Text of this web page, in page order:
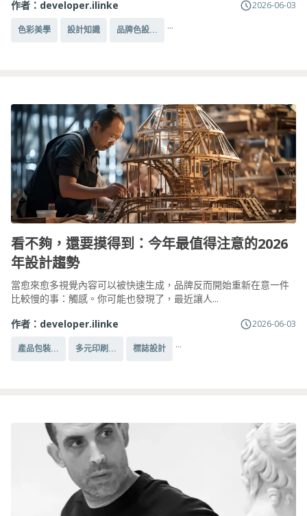
作者： developer.ilinke 2026-06-03
色彩美學 設計知識 品牌色設... ...
看不夠，還要摸得到：今年最值得注意的2026
年設計趨勢
當愈來愈多視覺內容可以被快速生成，品牌反而開始重新在意一件
比較慢的事：觸感。你可能也發現了，最近讓人...
作者： developer.ilinke 2026-06-03
產品包裝... 多元印刷... 標誌設計 ...